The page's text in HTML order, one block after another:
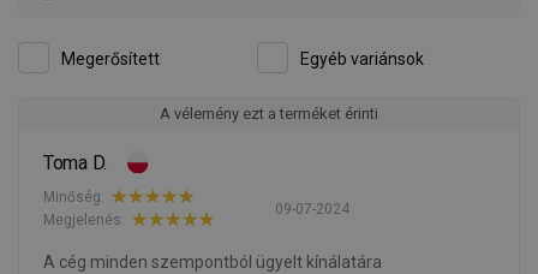
Megerősített Egyéb variánsok
A vélemény ezt a terméket érinti
Toma D.
09-07-2024
Minőség:
Megjelenés:
A cég minden szempontból ügyelt kínálatára